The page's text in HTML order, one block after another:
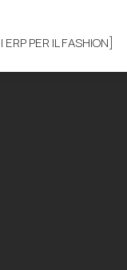
ERP PER IL FASHION]